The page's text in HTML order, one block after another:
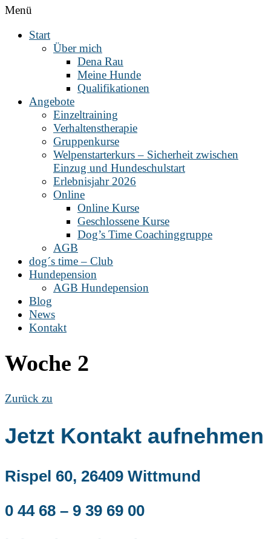
Menü
Start
Über mich
Dena Rau
Meine Hunde
Qualifikationen
Angebote
Einzeltraining
Verhaltenstherapie
Gruppenkurse
Welpenstarterkurs – Sicherheit zwischen
Einzug und Hundeschulstart
Erlebnisjahr 2026
Online
Online Kurse
Geschlossene Kurse
Dog’s Time Coachinggruppe
AGB
dog´s time – Club
Hundepension
AGB Hundepension
Blog
News
Kontakt
Woche 2
Zurück zu
Jetzt Kontakt aufnehmen
Rispel 60, 26409 Wittmund
0 44 68 – 9 39 69 00